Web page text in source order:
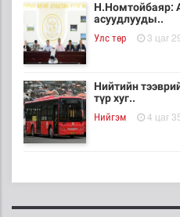
Н.Номтойбаяр:
асуудлууды..
Улс төр 3 цаг
Нийтийн
түр хуг..
Нийгэм 4 цаг